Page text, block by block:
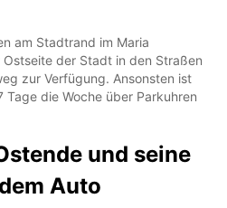
am Stadtrand im Maria
der Stadt in den Straßen
zur Verfügung. Ansonsten ist
die Woche über Parkuhren
und seine
Auto